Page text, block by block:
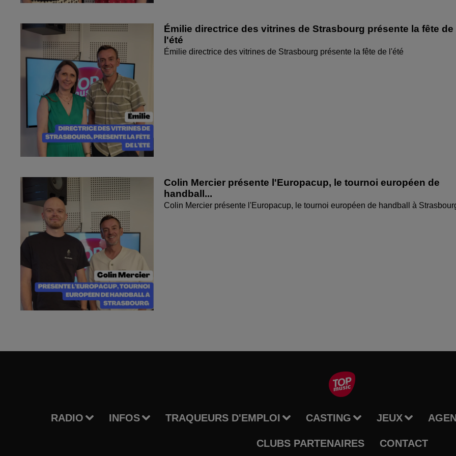
Émilie directrice des vitrines de Strasbourg présente la fête de
l'été
Émilie directrice des vitrines de Strasbourg présente la fête de l'été
Colin Mercier présente l'Europacup, le tournoi européen de
handball...
Colin Mercier présente l'Europacup, le tournoi européen de handball à
RADIO INFOS TRAQUEURS D'EMPLOI CASTING JEUX
CLUBS PARTENAIRES CONTACT